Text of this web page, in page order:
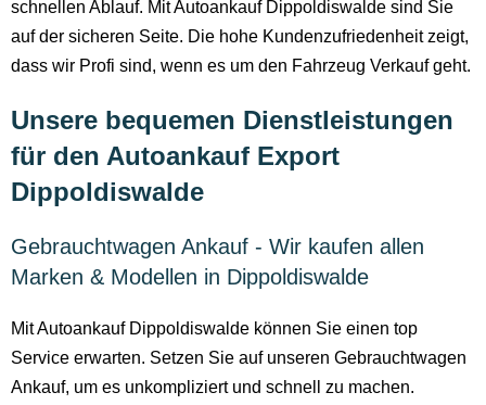
schnellen Ablauf. Mit Autoankauf Dippoldiswalde sind Sie
auf der sicheren Seite. Die hohe Kundenzufriedenheit zeigt,
dass wir Profi sind, wenn es um den Fahrzeug Verkauf geht.
Unsere bequemen Dienstleistungen
für den Autoankauf Export
Dippoldiswalde
Gebrauchtwagen Ankauf - Wir kaufen allen
Marken & Modellen in Dippoldiswalde
Mit Autoankauf Dippoldiswalde können Sie einen top
Service erwarten. Setzen Sie auf unseren Gebrauchtwagen
Ankauf, um es unkompliziert und schnell zu machen.